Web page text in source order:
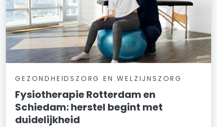
GEZONDHEIDSZORG EN WELZIJNSZORG
Fysiotherapie Rotterdam en
Schiedam: herstel begint met
duidelijkheid